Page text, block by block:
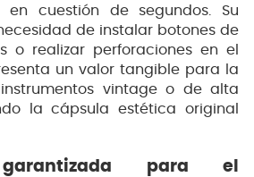
en cuestión de segundos. Su
de instalar botones de
o realizar perforaciones en el
un valor tangible para la
vintage o de alta
la cápsula estética original
garantizada para el